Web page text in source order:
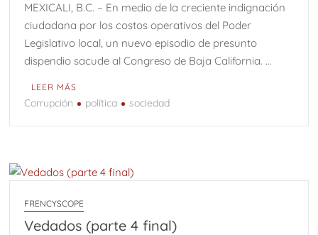
Una “carga al machete” por Félix González-Torres y el
arte cubano conceptual
Vedados (Parte 2)
Vedados (Parte 1)
Osiel, el capo libre
9 de Agosto: Día Internacional de los pueblos indígenas;
MEXICALI, B.C. – En medio de la creciente indignación
ciudadana por los costos operativos del Poder
Legislativo local, un nuevo episodio de presunto
dispendio sacude al Congreso de Baja California. …
LEER MÁS
Corrupción política sociedad
FRENCYSCOPE
Vedados (parte 4 final)